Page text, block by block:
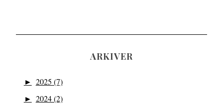
ARKIVER
► 2025 (7)
► 2024 (2)